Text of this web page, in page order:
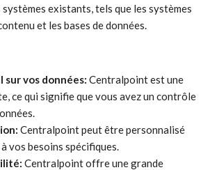
systèmes existants, tels que les systèmes
et les bases de données.
vos données: Centralpoint est une
ce qui signifie que vous avez un contrôle
Centralpoint peut être personnalisé
vos besoins spécifiques.
Centralpoint offre une grande